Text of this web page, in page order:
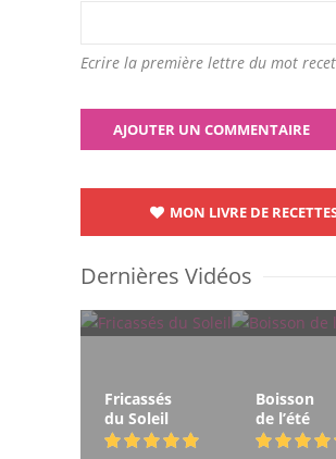
Ecrire la première lettre du mot
MON LIVRE DE
Dernières Vidéos
Fricassés
du Soleil
Boisson
de l’été